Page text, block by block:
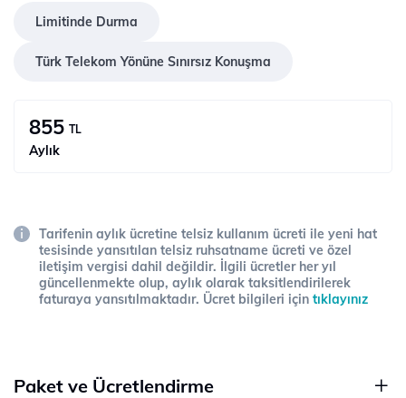
Limitinde Durma
Türk Telekom Yönüne Sınırsız Konuşma
855 TL
Aylık
Tarifenin aylık ücretine telsiz kullanım ücreti ile yeni hat
tesisinde yansıtılan telsiz ruhsatname ücreti ve özel
iletişim vergisi dahil değildir. İlgili ücretler her yıl
güncellenmekte olup, aylık olarak taksitlendirilerek
faturaya yansıtılmaktadır. Ücret bilgileri için tıklayınız
Paket ve Ücretlendirme